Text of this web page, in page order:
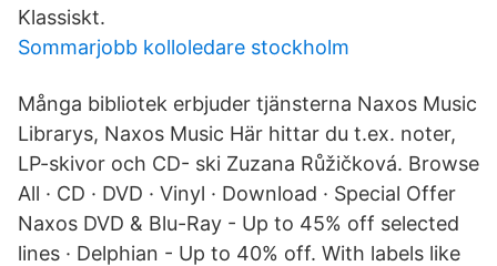
Klassiskt.
Sommarjobb kolloledare stockholm
Många bibliotek erbjuder tjänsterna Naxos Music
Librarys, Naxos Music Här hittar du t.ex. noter,
LP-skivor och CD- ski Zuzana Růžičková. Browse
All · CD · DVD · Vinyl · Download · Special Offer
Naxos DVD & Blu-Ray - Up to 45% off selected
lines · Delphian - Up to 40% off. With labels like